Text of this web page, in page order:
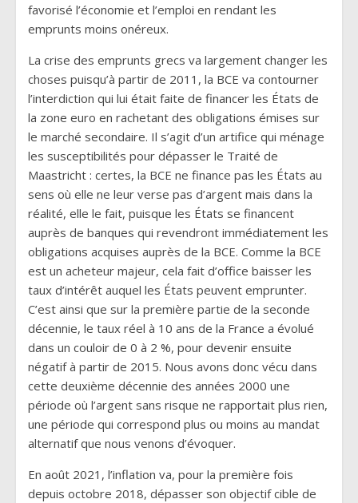
favorisé l’économie et l’emploi en rendant les
emprunts moins onéreux.
La crise des emprunts grecs va largement changer les
choses puisqu’à partir de 2011, la BCE va contourner
l’interdiction qui lui était faite de financer les États de
la zone euro en rachetant des obligations émises sur
le marché secondaire. Il s’agit d’un artifice qui ménage
les susceptibilités pour dépasser le Traité de
Maastricht : certes, la BCE ne finance pas les États au
sens où elle ne leur verse pas d’argent mais dans la
réalité, elle le fait, puisque les États se financent
auprès de banques qui revendront immédiatement les
obligations acquises auprès de la BCE. Comme la BCE
est un acheteur majeur, cela fait d’office baisser les
taux d’intérêt auquel les États peuvent emprunter.
C’est ainsi que sur la première partie de la seconde
décennie, le taux réel à 10 ans de la France a évolué
dans un couloir de 0 à 2 %, pour devenir ensuite
négatif à partir de 2015. Nous avons donc vécu dans
cette deuxième décennie des années 2000 une
période où l’argent sans risque ne rapportait plus rien,
une période qui correspond plus ou moins au mandat
alternatif que nous venons d’évoquer.
En août 2021, l’inflation va, pour la première fois
depuis octobre 2018, dépasser son objectif cible de